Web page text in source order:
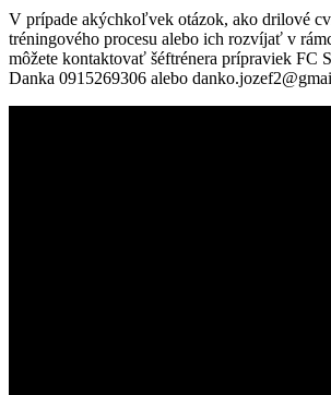
V prípade akýchkoľvek otázok, ako drilové
tréningového procesu alebo ich rozvíjať v
môžete kontaktovať šéftrénera prípraviek FC
Danka 0915269306 alebo